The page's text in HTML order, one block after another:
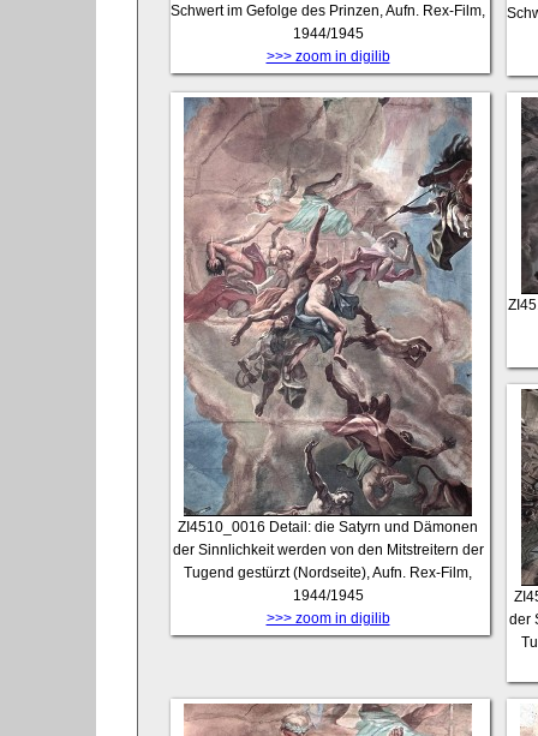
Schwert im Gefolge des Prinzen, Aufn. Rex-Film,
1944/1945
>>> zoom in digilib
ZI4510_0016 Detail: die Satyrn und Dämonen
der Sinnlichkeit werden von den Mitstreitern der
Tugend gestürzt (Nordseite), Aufn. Rex-Film,
1944/1945
>>> zoom in digilib
der